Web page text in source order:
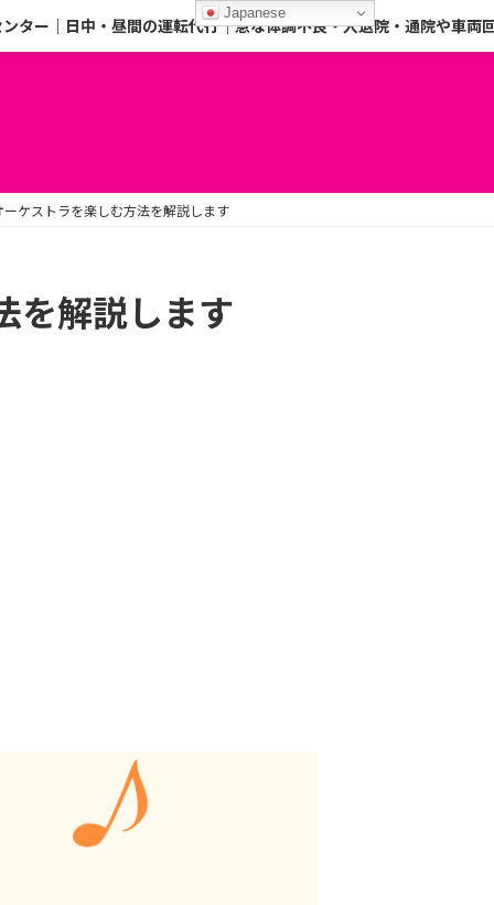
ター｜日中・昼間の運転代行｜急な体調不良・入退院・通院や車両
ケストラを楽しむ方法を解説します
を解説します
Japanese